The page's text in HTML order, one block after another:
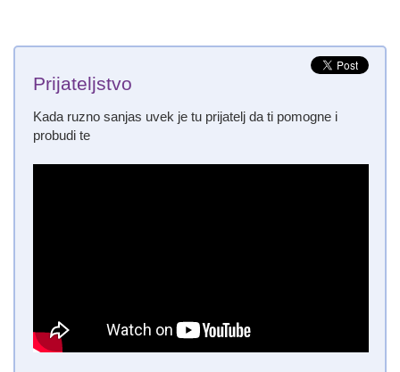
Prijateljstvo
Kada ruzno sanjas uvek je tu prijatelj da ti pomogne i
probudi te